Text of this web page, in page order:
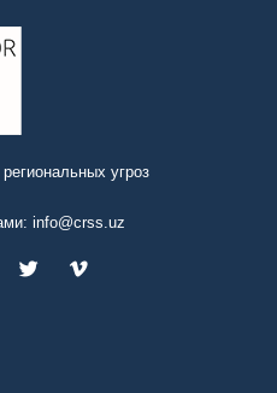
угроз
info@crss.uz